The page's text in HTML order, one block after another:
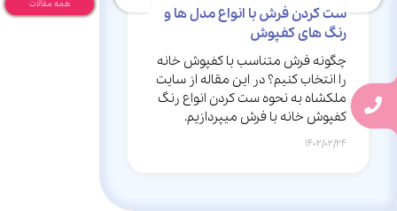
ست کردن فرش با انواع مدل ها و
رنگ های کفپوش
چگونه فرش متناسب با کفپوش خانه
را انتخاب کنیم؟ در این مقاله از سایت
ملکشاه به نحوه ست کردن انواع رنگ
کفپوش خانه با فرش میپردازیم.
1402/02/24
لیست مهم
همه مقالات